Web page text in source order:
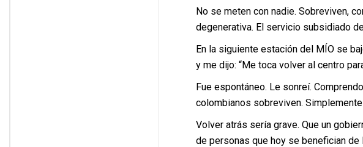
No se meten con nadie. Sobreviven,
degenerativa. El servicio subsidiado
En la siguiente estación del MÍO se
y me dijo: “Me toca volver al centro
Fue espontáneo. Le sonreí.
colombianos sobreviven.
Volver atrás sería grave. Que un
de personas que hoy se benefician de